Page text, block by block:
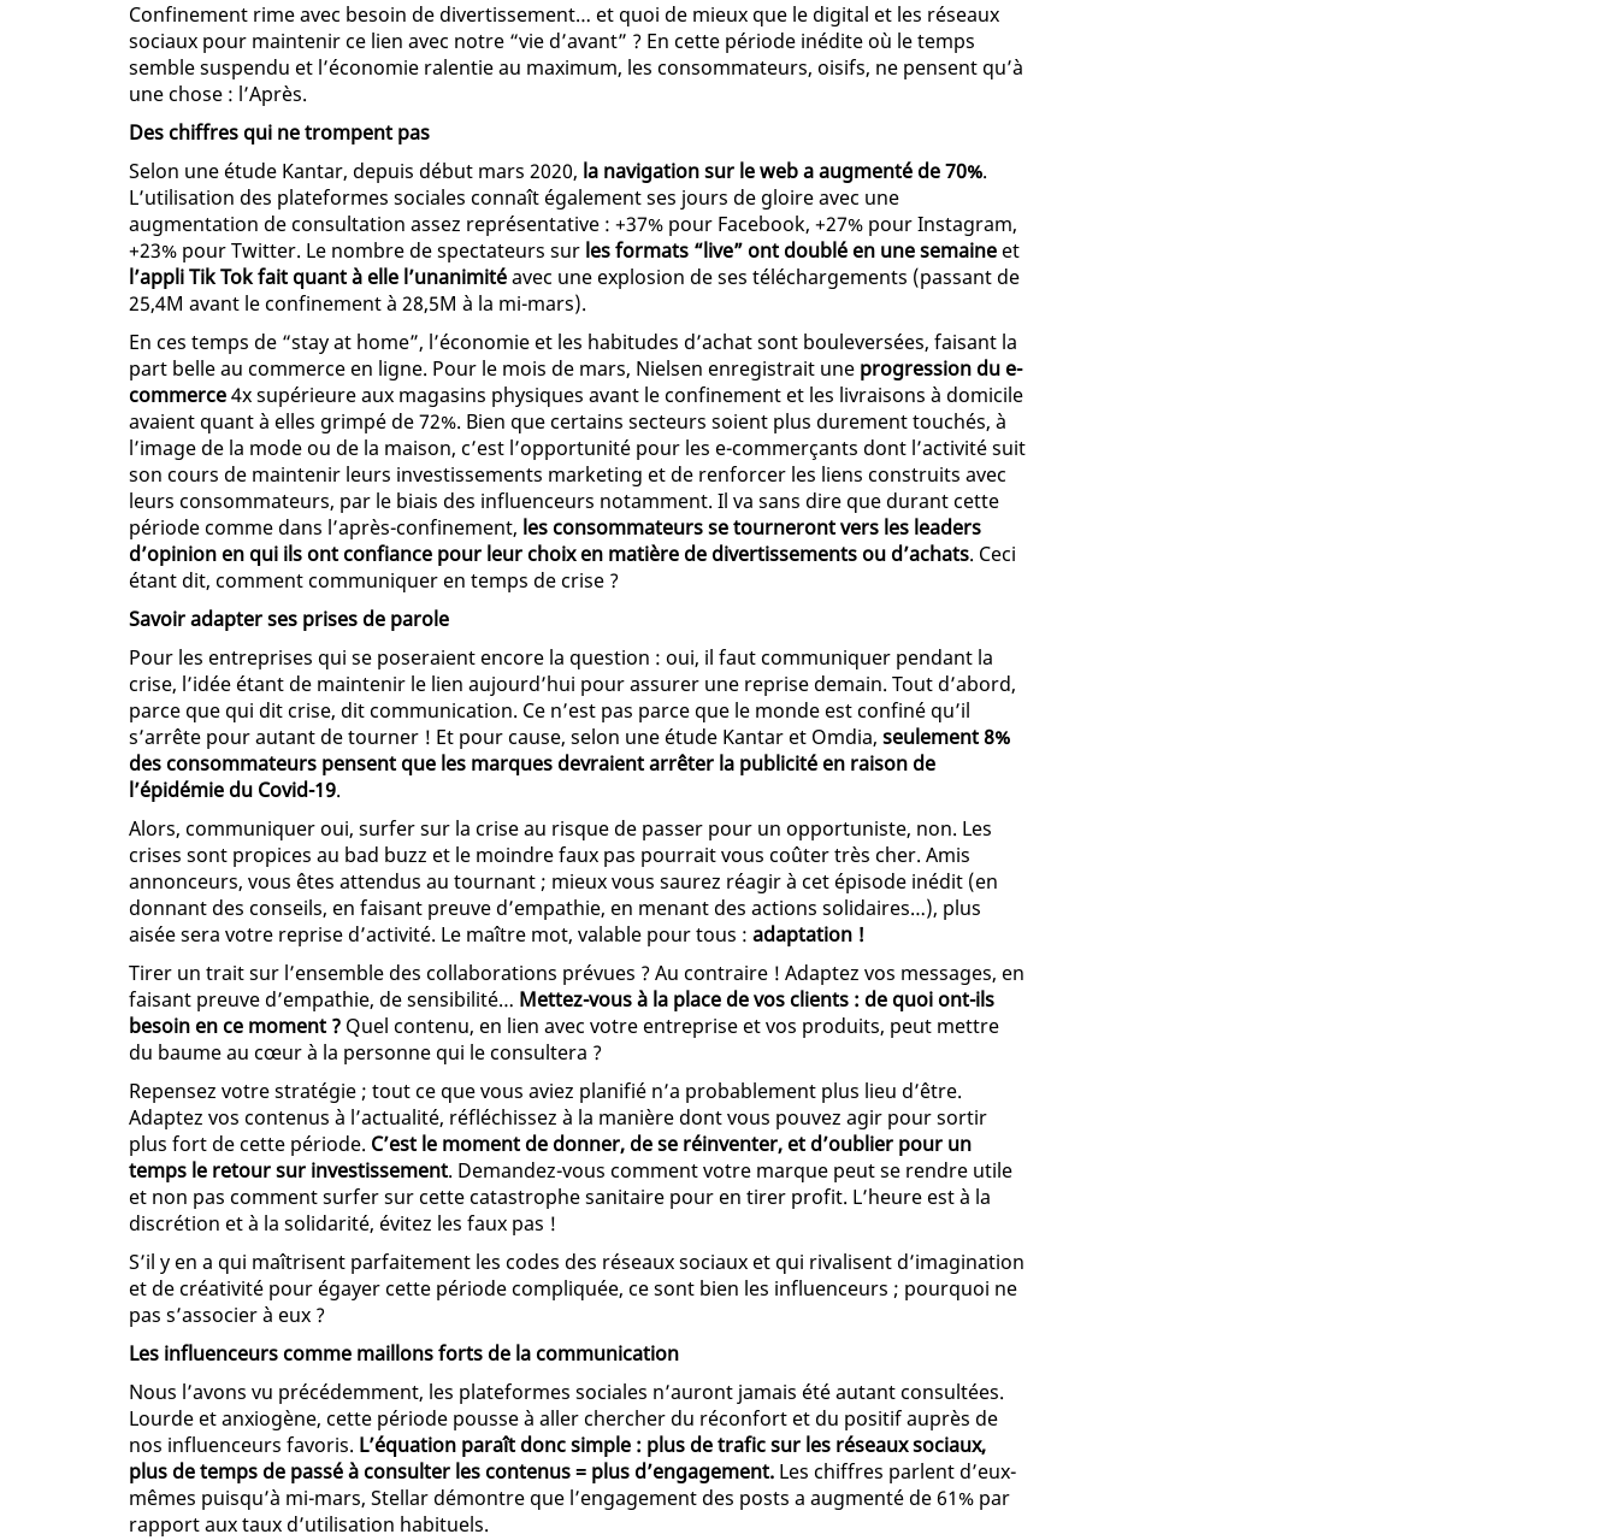
Confinement rime avec besoin de divertissement… et quoi de mieux que le digital et les réseaux
sociaux pour maintenir ce lien avec notre “vie d’avant” ? En cette période inédite où le temps
semble suspendu et l’économie ralentie au maximum, les consommateurs, oisifs, ne pensent qu’à
une chose : l’Après.
Des chiffres qui ne trompent pas
Selon une étude Kantar, depuis début mars 2020, la navigation sur le web a augmenté de 70%.
L’utilisation des plateformes sociales connaît également ses jours de gloire avec une
augmentation de consultation assez représentative : +37% pour Facebook, +27% pour Instagram,
+23% pour Twitter. Le nombre de spectateurs sur les formats “live” ont doublé en une semaine et
l’appli Tik Tok fait quant à elle l’unanimitéavec une explosion de ses téléchargements (passant de
25,4M avant le confinement à 28,5M à la mi-mars).
En ces temps de “stay at home”, l’économie et les habitudes d’achat sont bouleversées, faisant la
part belle au commerce en ligne. Pour le mois de mars, Nielsen enregistrait une progression du e-
commerce4x supérieure aux magasins physiques avant le confinement et les livraisons à domicile
avaient quant à elles grimpé de 72%. Bien que certains secteurs soient plus durement touchés, à
l’image de la mode ou de la maison, c’est l’opportunité pour les e-commerçants dont l’activité suit
son cours de maintenir leurs investissements marketing et de renforcer les liens construits avec
leurs consommateurs, par le biais des influenceurs notamment. Il va sans dire que durant cette
période comme dans l’après-confinement, les consommateurs se tourneront vers les leaders
d’opinion en qui ils ont confiance pour leur choix en matière de divertissements ou d’achats. Ceci
étant dit, comment communiquer en temps de crise ?
Savoir adapter ses prises de parole
Pour les entreprises qui se poseraient encore la question : oui, il faut communiquer pendant la
crise, l’idée étant de maintenir le lien aujourd’hui pour assurer une reprise demain. Tout d’abord,
parce que qui dit crise, dit communication. Ce n’est pas parce que le monde est confiné qu’il
s’arrête pour autant de tourner ! Et pour cause, selon une étude Kantar et Omdia, seulement 8%
des consommateurs pensent que les marques devraient arrêter la publicité en raison de
l’épidémie du Covid-19.
Alors, communiquer oui, surfer sur la crise au risque de passer pour un opportuniste, non. Les
crises sont propices au bad buzz et le moindre faux pas pourrait vous coûter très cher. Amis
annonceurs, vous êtes attendus au tournant ; mieux vous saurez réagir à cet épisode inédit (en
donnant des conseils, en faisant preuve d’empathie, en menant des actions solidaires…), plus
aisée sera votre reprise d’activité. Le maître mot, valable pour tous : adaptation !
Tirer un trait sur l’ensemble des collaborations prévues ? Au contraire ! Adaptez vos messages, en
faisant preuve d’empathie, de sensibilité… Mettez-vous à la place de vos clients : de quoi ont-ils
besoin en ce moment ? Quel contenu, en lien avec votre entreprise et vos produits, peut mettre
du baume au cœur à la personne qui le consultera ?
Repensez votre stratégie ; tout ce que vous aviez planifié n’a probablement plus lieu d’être.
Adaptez vos contenus à l’actualité, réfléchissez à la manière dont vous pouvez agir pour sortir
plus fort de cette période. C’est le moment de donner, de se réinventer, et d’oublier pour un
temps le retour sur investissement. Demandez-vous comment votre marque peut se rendre utile
et non pas comment surfer sur cette catastrophe sanitaire pour en tirer profit. L’heure est à la
discrétion et à la solidarité, évitez les faux pas !
S’il y en a qui maîtrisent parfaitement les codes des réseaux sociaux et qui rivalisent d’imagination
et de créativité pour égayer cette période compliquée, ce sont bien les influenceurs ; pourquoi ne
pas s’associer à eux ?
Les influenceurs comme maillons forts de la communication
Nous l’avons vu précédemment, les plateformes sociales n’auront jamais été autant consultées.
Lourde et anxiogène, cette période pousse à aller chercher du réconfort et du positif auprès de
nos influenceurs favoris. L’équation paraît donc simple : plus de trafic sur les réseaux sociaux,
plus de temps de passé à consulter les contenus = plus d’engagement. Les chiffres parlent d’eux-
mêmes puisqu’à mi-mars, Stellar démontre que l’engagement des posts a augmenté de 61% par
rapport aux taux d’utilisation habituels.